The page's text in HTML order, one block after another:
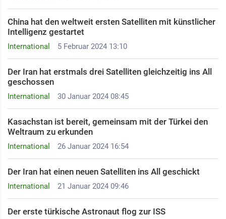
International 5 Februar 2024 13:10
China hat den weltweit ersten Satelliten mit künstlicher
Intelligenz gestartet
International 30 Januar 2024 08:45
Der Iran hat erstmals drei Satelliten gleichzeitig ins All
geschossen
International 26 Januar 2024 16:54
Kasachstan ist bereit, gemeinsam mit der Türkei den
Weltraum zu erkunden
International 21 Januar 2024 09:46
Der Iran hat einen neuen Satelliten ins All geschickt
Der erste türkische Astronaut flog zur ISS